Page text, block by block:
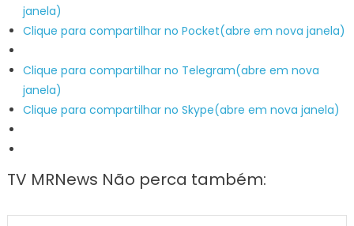
janela)
Clique para compartilhar no Pocket(abre em nova janela)
Clique para compartilhar no Telegram(abre em nova
janela)
Clique para compartilhar no Skype(abre em nova janela)
TV MRNews Não perca também: